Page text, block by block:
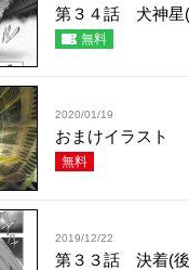
第３４話 犬神星
無料
2020/01/19
おまけイラスト
無料
2019/12/22
第３３話 決着(